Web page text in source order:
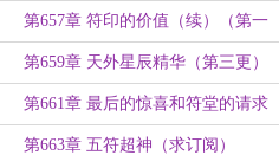
票）
第657章 符印的价值（续）（第一
更）
第659章 天外星辰精华（第三更）
第661章 最后的惊喜和符堂的请求
第663章 五符超神（求订阅）